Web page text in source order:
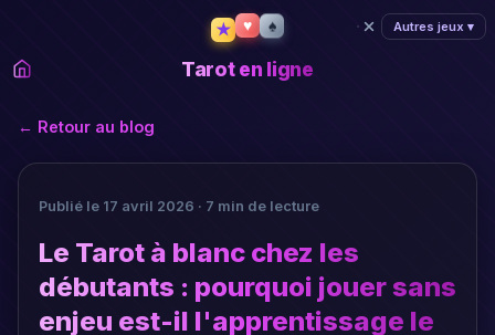
★ ♥ ♠
Tarot en ligne
← Retour au blog
Publié le 17 avril 2026 · 7 min de lecture
Le Tarot à blanc chez les
débutants : pourquoi jouer sans
enjeu est-il l'apprentissage le
Autres jeux ▾